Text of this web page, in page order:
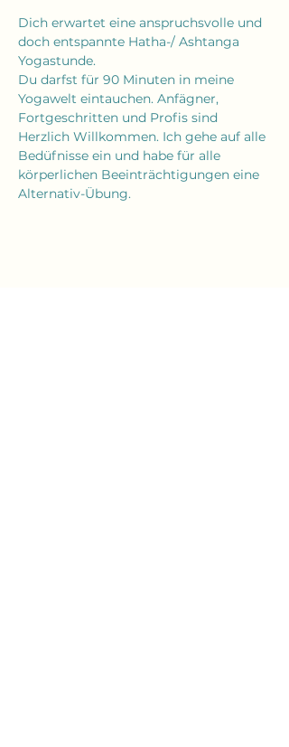
Dich erwartet eine anspruchsvolle und
doch entspannte Hatha-/ Ashtanga
Yogastunde.
Du darfst für 90 Minuten in meine
Yogawelt eintauchen. Anfägner,
Fortgeschritten und Profis sind
Herzlich Willkommen. Ich gehe auf alle
Bedüfnisse ein und habe für alle
körperlichen Beeinträchtigungen eine
Alternativ-Übung.